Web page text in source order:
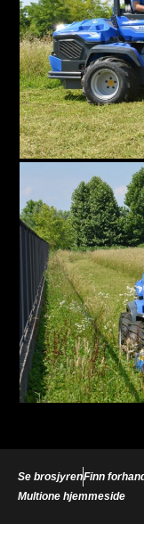
Se brosjyrenFinn
Multione hjemmeside